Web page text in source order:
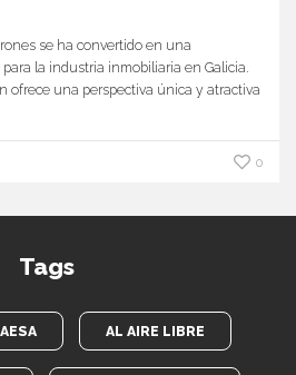
se ha convertido en una
la industria inmobiliaria en Galicia.
ofrece una perspectiva única y atractiva
0
Tags
AESA AL AIRE LIBRE